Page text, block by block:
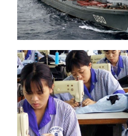
Diego Maradona
Di cư
Dòng chảy phương Bắc 1
Dải Gaza
Facebook
FED
Fansipan
F0
FLC
F-16